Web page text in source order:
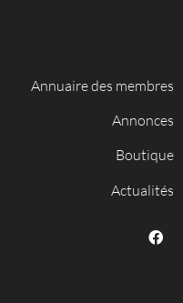
Annuaire des membres
Annonces
Boutique
Actualités